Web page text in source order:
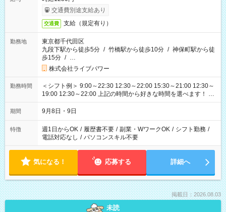
交通費別途支給あり
交通費 支給（規定有り）
勤務地
東京都千代田区
九段下駅から徒歩5分 / 竹橋駅から徒歩10分 / 神保町駅から徒
歩15分 / …
株式会社ライブパワー
勤務時間
＜シフト例＞ 9:00～22:30 12:30～22:00 15:30～21:00 12:30～
19:00 12:30～22:00 上記の時間から好きな時間を選べます！ ※
時間は変更となる可能性があります
期間 9月8日・9日
特徴 週1日からOK / 履歴書不要 / 副業・WワークOK / シフト勤務 /
電話対応なし / パソコンスキル不要
気になる！ 応募する 詳細へ
掲載日：2026.08.03
未読